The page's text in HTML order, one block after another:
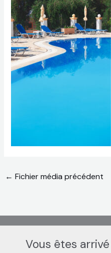
← Fichier média précédent
Vous êtes